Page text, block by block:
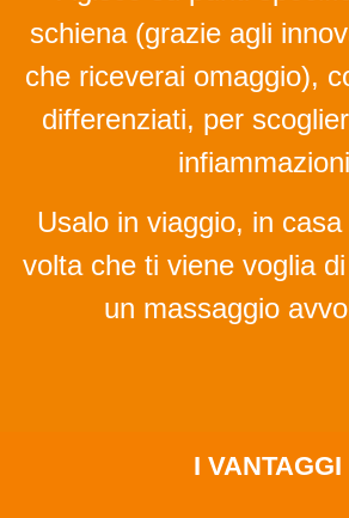
schiena (grazie agli
che riceverai omaggio),
differenziati, per
Usalo in viaggio, in
volta che ti viene voglia
un massaggio
I VANTAGGI